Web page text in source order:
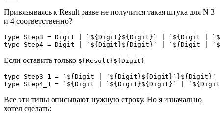
Привязываясь к Result разве не получится такая штука для N 3
и 4 соответственно?
type Step3 = Digit | `${Digit}${Digit}` | `${Digit |
type Step4 = Digit | `${Digit}${Digit}` | `${Digit |
Если оставить только ${Result}${Digit}
type Step3_1 = `${Digit | `${Digit}${Digit}`}${Digit}`
type Step4_1 = `${Digit | `${Digit}${Digit}` |
Все эти типы описывают нужную строку. Но я изначально
хотел сделать: